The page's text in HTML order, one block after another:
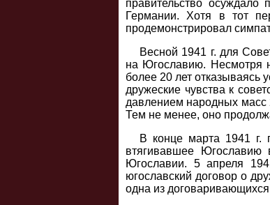
правительство
Германии. Хотя в тот
продемонстрировал
Весной 1941 г. для
на Югославию. Несмотря
более 20 лет отказываясь
дружеские чувства к
давлением народных масс
Тем не менее, оно
В конце марта 1941 г.
втягивавшее Югославию
Югославии. 5 апреля
югославский договор о
одна из